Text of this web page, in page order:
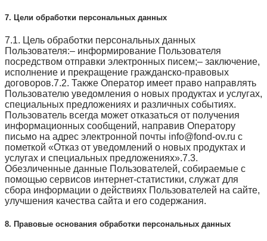
7. Цели обработки персональных данных
7.1. Цель обработки персональных данных
Пользователя:– информирование Пользователя
посредством отправки электронных писем;– заключение,
исполнение и прекращение гражданско-правовых
договоров.7.2. Также Оператор имеет право направлять
Пользователю уведомления о новых продуктах и услугах,
специальных предложениях и различных событиях.
Пользователь всегда может отказаться от получения
информационных сообщений, направив Оператору
письмо на адрес электронной почты info@fond-ov.ru с
пометкой «Отказ от уведомлений о новых продуктах и
услугах и специальных предложениях».7.3.
Обезличенные данные Пользователей, собираемые с
помощью сервисов интернет-статистики, служат для
сбора информации о действиях Пользователей на сайте,
улучшения качества сайта и его содержания.
8. Правовые основания обработки персональных данных